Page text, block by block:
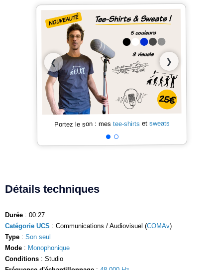
❮ ❯
Portez le son : mes tee-shirts et sweats
Détails techniques
Durée : 00:27
Catégorie UCS : Communications / Audiovisuel (COMAv)
Type : Son seul
Mode : Monophonique
Conditions : Studio